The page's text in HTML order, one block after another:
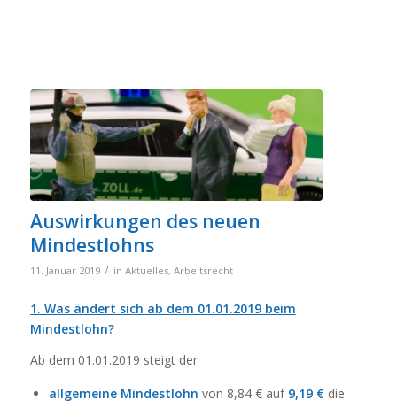
Auswirkungen des neuen
Mindestlohns
11. Januar 2019 / in Aktuelles, Arbeitsrecht
1. Was ändert sich ab dem 01.01.2019 beim
Mindestlohn?
Ab dem 01.01.2019 steigt der
allgemeine Mindestlohn von 8,84 € auf 9,19 €die